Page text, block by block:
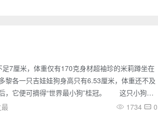
7厘米，体重仅有170克身材超袖珍的米莉蹲坐在
各一只吉娃娃狗身高只有6.53厘米，体重还不及
，它便可摘得“世界最小狗”桂冠。 这只小狗名
主人泽姆勒女士生活在波多黎各西北部的维加阿
1734 0